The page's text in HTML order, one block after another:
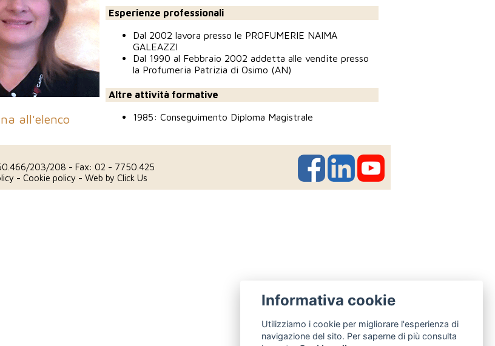
all'elenco
Esperienze professionali
Dal 2002 lavora presso le PROFUMERIE NAIMA
GALEAZZI
Dal 1990 al Febbraio 2002 addetta alle vendite presso
la Profumeria Patrizia di Osimo (AN)
Altre attività formative
1985: Conseguimento Diploma Magistrale
203/208 - Fax: 02 - 7750.425
- Cookie policy - Web by Click Us
Informativa cookie
Utilizziamo i cookie per migliorare l'esperienza di
navigazione del sito. Per saperne di più consulta